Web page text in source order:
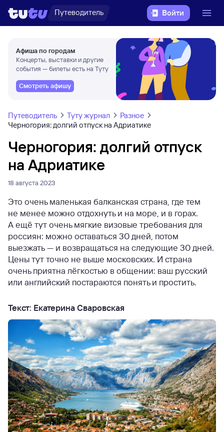
Путеводитель Войти
Афиша по городам
Концерты, выставки и другие
события — билеты есть на Туту
Смотреть афишу
Путеводитель Туту журнал
Разное
Черногория: долгий отпуск на Адриатике
Черногория: долгий отпуск
на Адриатике
18 августа 2023
Это очень маленькая балканская страна, где тем
не менее можно отдохнуть и на море, и в горах.
А ещё тут очень мягкие визовые требования для
россиян: можно оставаться 30 дней, потом
выезжать — и возвращаться на следующие 30 дней.
Цены тут точно не выше московских. И страна
очень приятна лёгкостью в общении: ваш русский
или английский постараются понять и простить.
Текст: Екатерина Сваровская